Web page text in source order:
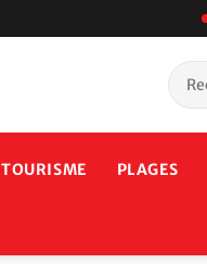
TOURISME PLAGES